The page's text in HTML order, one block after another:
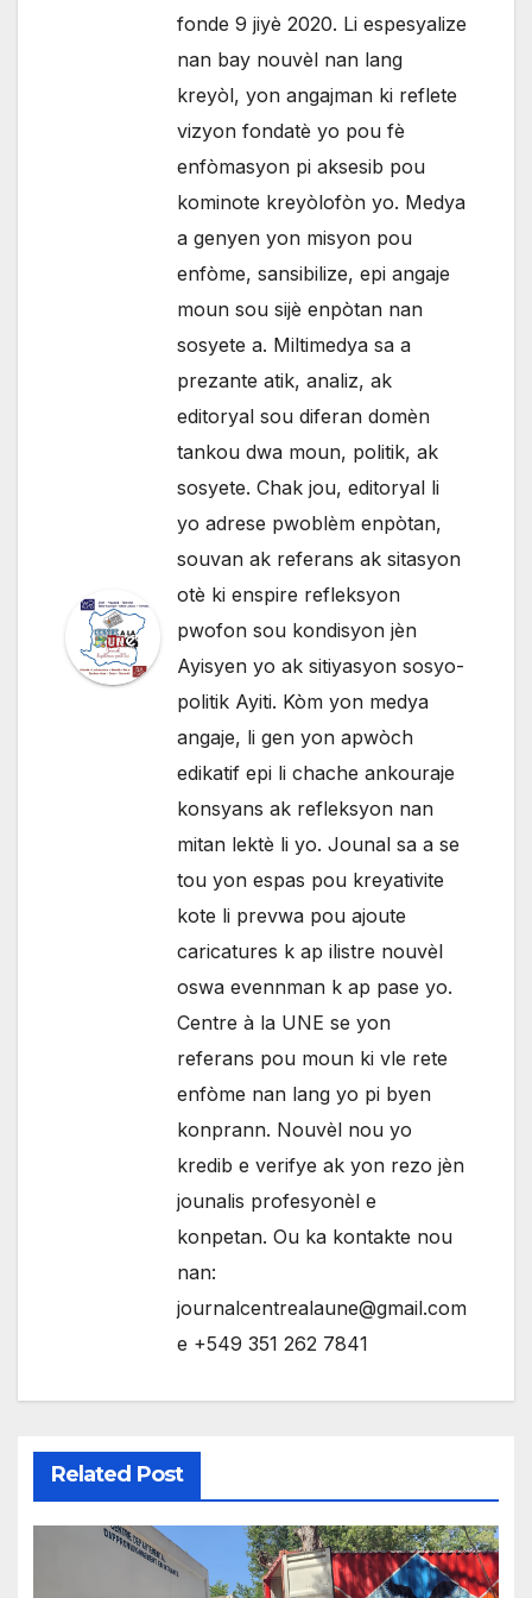
fonde 9 jiyè 2020. Li espesyalize
nan bay nouvèl nan lang
kreyòl, yon angajman ki reflete
vizyon fondatè yo pou fè
enfòmasyon pi aksesib pou
kominote kreyòlofòn yo. Medya
a genyen yon misyon pou
enfòme, sansibilize, epi angaje
moun sou sijè enpòtan nan
sosyete a. Miltimedya sa a
prezante atik, analiz, ak
editoryal sou diferan domèn
tankou dwa moun, politik, ak
sosyete. Chak jou, editoryal li
yo adrese pwoblèm enpòtan,
souvan ak referans ak sitasyon
otè ki enspire refleksyon
pwofon sou kondisyon jèn
Ayisyen yo ak sitiyasyon sosyo-
politik Ayiti. Kòm yon medya
angaje, li gen yon apwòch
edikatif epi li chache ankouraje
konsyans ak refleksyon nan
mitan lektè li yo. Jounal sa a se
tou yon espas pou kreyativite
kote li prevwa pou ajoute
caricatures k ap ilistre nouvèl
oswa evennman k ap pase yo.
Centre à la UNE se yon
referans pou moun ki vle rete
enfòme nan lang yo pi byen
konprann. Nouvèl nou yo
kredib e verifye ak yon rezo jèn
jounalis profesyonèl e
konpetan. Ou ka kontakte nou
nan:
journalcentrealaune@gmail.com
e +549 351 262 7841
Related Post